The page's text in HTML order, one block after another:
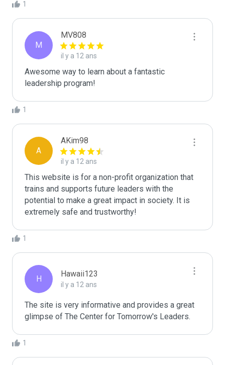
1
M
MV808
il y a 12 ans
Awesome way to learn about a fantastic
leadership program!
1
A
AKim98
il y a 12 ans
This website is for a non-profit organization that
trains and supports future leaders with the
potential to make a great impact in society. It is
extremely safe and trustworthy!
1
H
Hawaii123
il y a 12 ans
The site is very informative and provides a great
glimpse of The Center for Tomorrow's Leaders.
1